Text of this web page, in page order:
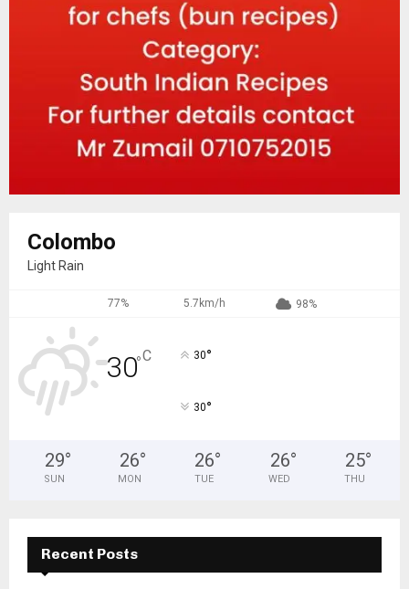
Colombo
Light Rain
77% 5.7km/h 98%
30°C 30°
30°
29°
SUN
26°
MON
26°
TUE
26°
WED
25°
THU
Recent Posts